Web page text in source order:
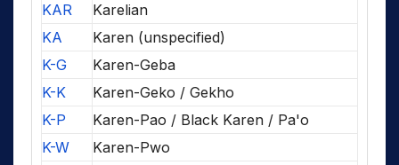
KAR
Karelian
KA
Karen (unspecified)
K-G
Karen-Geba
K-K
Karen-Geko / Gekho
K-P
Karen-Pao / Black Karen / Pa'o
K-W
Karen-Pwo